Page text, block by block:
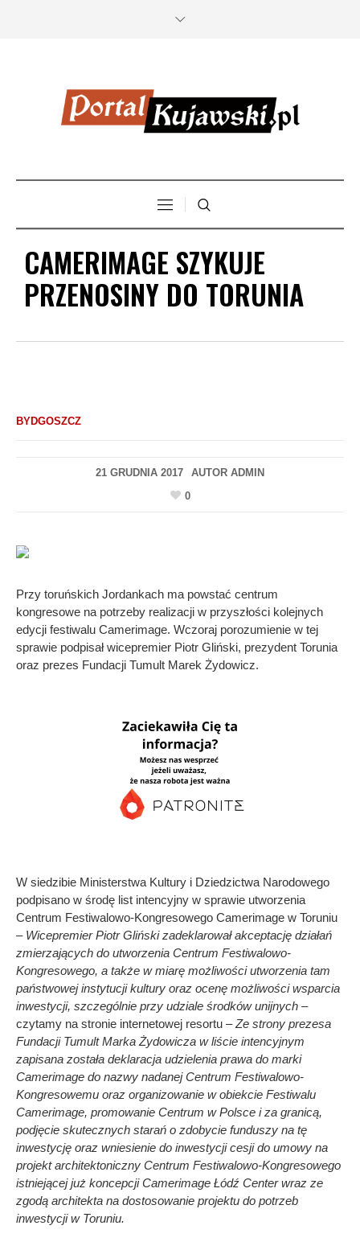
CAMERIMAGE SZYKUJE
PRZENOSINY DO TORUNIA
BYDGOSZCZ
21 GRUDNIA 2017 AUTOR ADMIN
0
Przy toruńskich Jordankach ma powstać centrum
kongresowe na potrzeby realizacji w przyszłości kolejnych
edycji festiwalu Camerimage. Wczoraj porozumienie w tej
sprawie podpisał wicepremier Piotr Gliński, prezydent Torunia
oraz prezes Fundacji Tumult Marek Żydowicz.
W siedzibie Ministerstwa Kultury i Dziedzictwa Narodowego
podpisano w środę list intencyjny w sprawie utworzenia
Centrum Festiwalowo-Kongresowego Camerimage w Toruniu
– Wicepremier Piotr Gliński zadeklarował akceptację działań
zmierzających do utworzenia Centrum Festiwalowo-
Kongresowego, a także w miarę możliwości utworzenia tam
państwowej instytucji kultury oraz ocenę możliwości wsparcia
inwestycji, szczególnie przy udziale środków unijnych –
czytamy na stronie internetowej resortu –Ze strony prezesa
Fundacji Tumult Marka Żydowicza w liście intencyjnym
zapisana została deklaracja udzielenia prawa do marki
Camerimage do nazwy nadanej Centrum Festiwalowo-
Kongresowemu oraz organizowanie w obiekcie Festiwalu
Camerimage, promowanie Centrum w Polsce i za granicą,
podjęcie skutecznych starań o zdobycie funduszy na tę
inwestycję oraz wniesienie do inwestycji cesji do umowy na
projekt architektoniczny Centrum Festiwalowo-Kongresowego
istniejącej już koncepcji Camerimage Łódź Center wraz ze
zgodą architekta na dostosowanie projektu do potrzeb
inwestycji w Toruniu.